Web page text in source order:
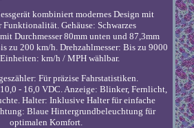
kombiniert modernes Design mit
Funktionalität. Gehäuse: Schwarzes
Durchmesser 80mm unten und 87,3mm
zu 200 km/h. Drehzahlmesser: Bis zu 9000
km/h / MPH wählbar.
Für präzise Fahrstatistiken.
- 16,0 VDC. Anzeige: Blinker, Fernlicht,
Halter: Inklusive Halter für einfache
Blaue Hintergrundbeleuchtung für
optimalen Komfort.